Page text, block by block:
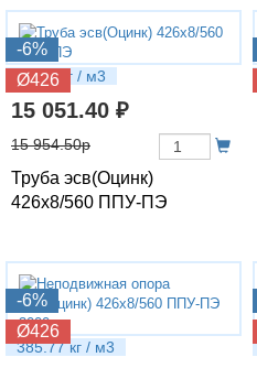
-6%
Ø426
104.3 кг / м3
15 051.40 ₽
15 954.50р
Труба эсв(Оцинк)
426х8/560 ППУ-ПЭ
-6%
Ø426
385.77 кг / м3